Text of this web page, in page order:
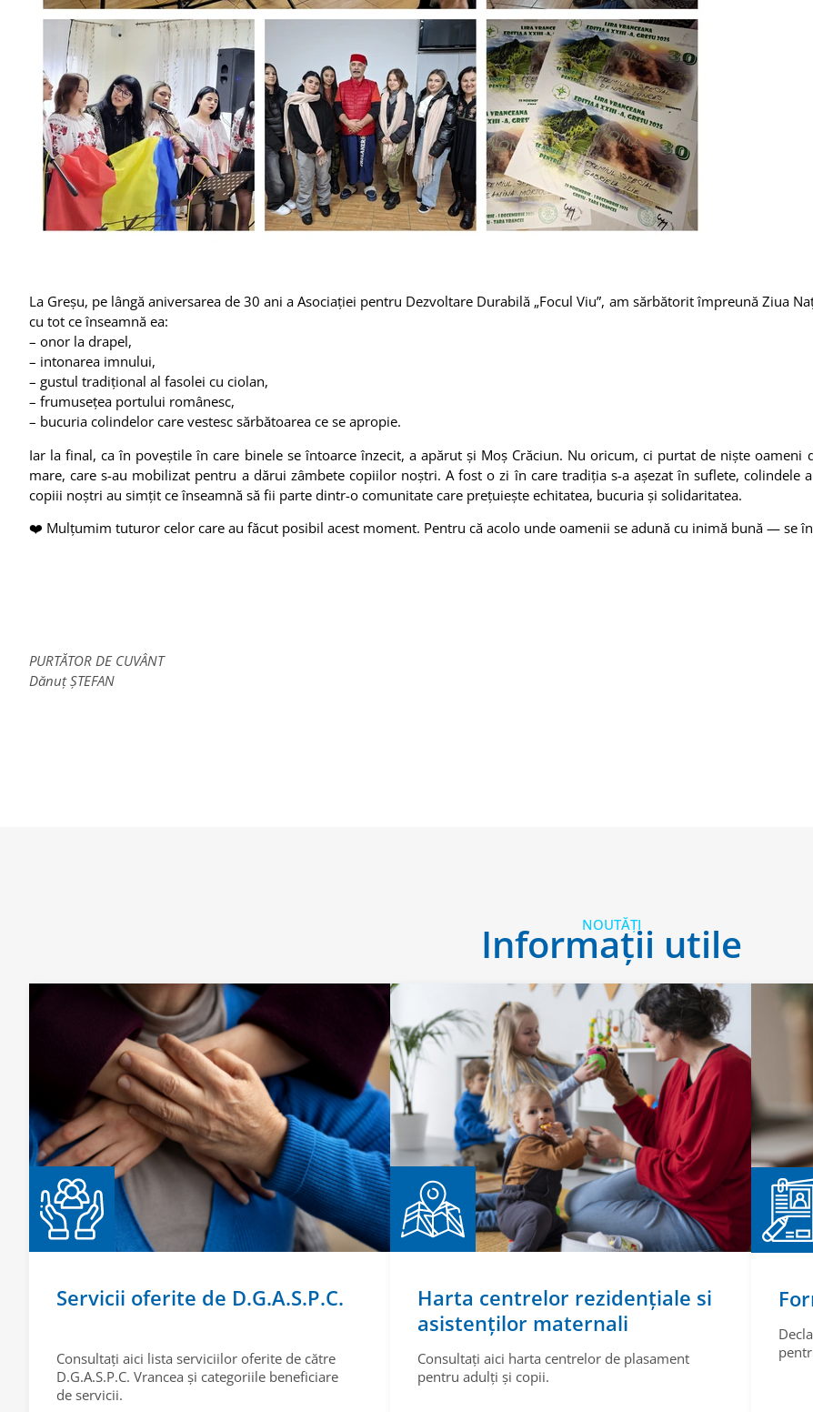
La Greșu, pe lângă aniversarea de 30 ani a Asociației pentru Dezvoltare Durabilă „Focul Viu”, am sărbătorit împreună Ziua
cu tot ce înseamnă ea:
– onor la drapel,
– intonarea imnului,
– gustul tradițional al fasolei cu ciolan,
– frumusețea portului românesc,
– bucuria colindelor care vestesc sărbătoarea ce se apropie.
Iar la final, ca în poveștile în care binele se întoarce înzecit, a apărut și Moș Crăciun. Nu oricum, ci purtat de niște oameni
mare, care s-au mobilizat pentru a dărui zâmbete copiilor noștri. A fost o zi în care tradiția s-a așezat în suflete, colindele
copiii noștri au simțit ce înseamnă să fii parte dintr-o comunitate care prețuiește echitatea, bucuria și solidaritatea.
❤️ Mulțumim tuturor celor care au făcut posibil acest moment. Pentru că acolo unde oamenii se adună cu inimă bună — se
PURTĂTOR DE CUVÂNT
Dănuț ȘTEFAN
NOUTĂȚI
Informații utile
Servicii oferite de D.G.A.S.P.C.
Consultați aici lista serviciilor oferite de către
D.G.A.S.P.C. Vrancea și categoriile beneficiare
de servicii.
Harta centrelor rezidențiale si
asistenților maternali
Consultați aici harta centrelor de plasament
pentru adulți și copii.